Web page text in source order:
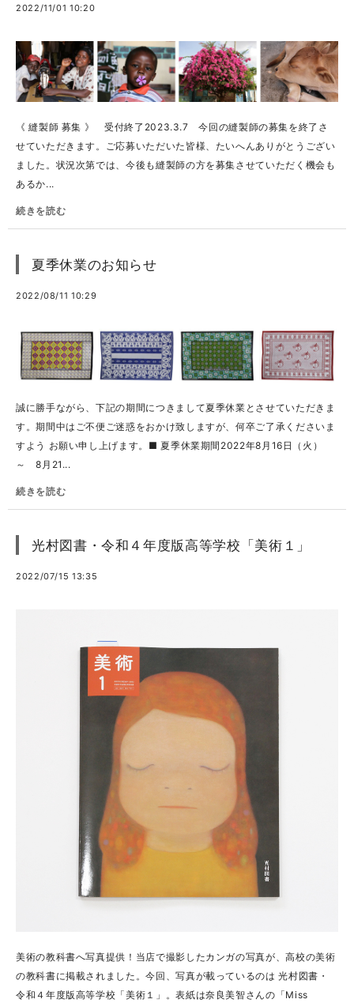
2022/11/01 10:20
《 縫製師 募集 》 受付終了2023.3.7 今回の縫製師の募集を終了さ
せていただきます。ご応募いただいた皆様、たいへんありがとうござい
ました。状況次第では、今後も縫製師の方を募集させていただく機会も
あるか...
続きを読む
夏季休業のお知らせ
2022/08/11 10:29
誠に勝手ながら、下記の期間につきまして夏季休業とさせていただきま
す。期間中はご不便ご迷惑をおかけ致しますが、何卒ご了承くださいま
すよう お願い申し上げます。■ 夏季休業期間2022年8月16日（火）
～ 8月21...
続きを読む
光村図書・令和４年度版高等学校「美術１」
2022/07/15 13:35
美術の教科書へ写真提供！当店で撮影したカンガの写真が、高校の美術
の教科書に掲載されました。今回、写真が載っているのは 光村図書・
令和４年度版高等学校「美術１」。表紙は奈良美智さんの「Miss